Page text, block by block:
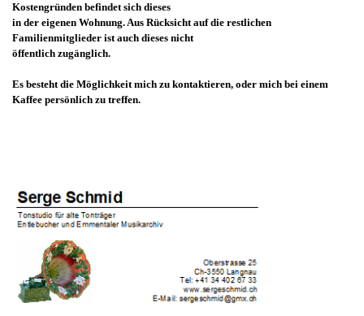
Kostengründen befindet sich dieses
in der eigenen Wohnung. Aus Rücksicht auf die restlichen
Familienmitglieder ist auch dieses nicht
öffentlich zugänglich.
Es besteht die Möglichkeit mich zu kontaktieren, oder mich bei einem
Kaffee persönlich zu treffen.